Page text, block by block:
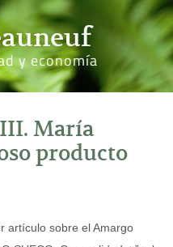
y economía
III. María
producto
artículo sobre el Amargo